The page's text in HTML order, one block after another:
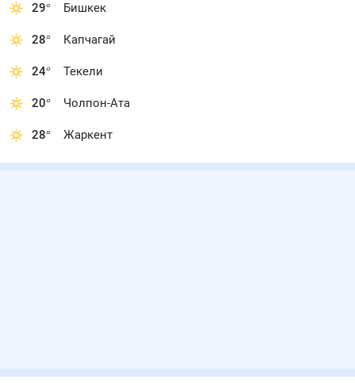
29° Бишкек
28° Капчагай
24° Текели
20° Чолпон-Ата
28° Жаркент